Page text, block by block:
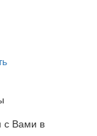
с Вами в